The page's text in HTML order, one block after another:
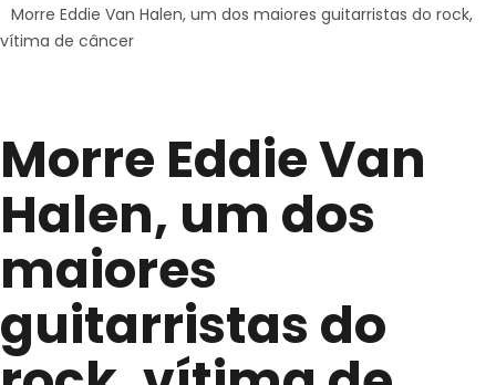
Morre Eddie Van Halen, um dos maiores guitarristas do rock,
vítima de câncer
Morre Eddie Van
Halen, um dos
maiores
guitarristas do